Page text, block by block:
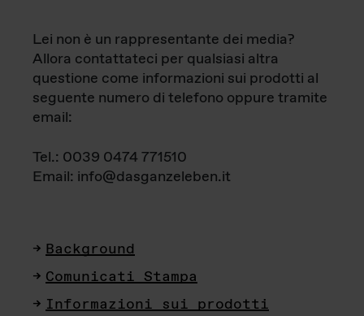
Lei non è un rappresentante dei media?
Allora contattateci per qualsiasi altra
questione come informazioni sui prodotti al
seguente numero di telefono oppure tramite
email:
Tel.: 0039 0474 771510
Email: info@dasganzeleben.it
Background
Comunicati Stampa
Informazioni sui prodotti